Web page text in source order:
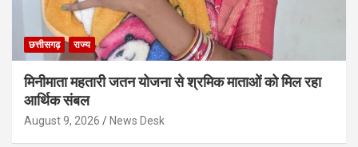
छत्तीसगढ़ राज्य
मिनीमाता महतारी जतन योजना से श्रमिक माताओं को मिल रहा
आर्थिक संबल
August 9, 2026 News Desk